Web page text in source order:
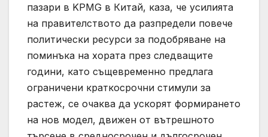
пазари в KPMG в Китай, каза, че усилията
на правителството да разпредели повече
политически ресурси за подобряване на
поминъка на хората през следващите
години, като същевременно предлага
ограничени краткосрочни стимули за
растеж, се очаква да ускорят формирането
на нов модел, движен от вътрешното